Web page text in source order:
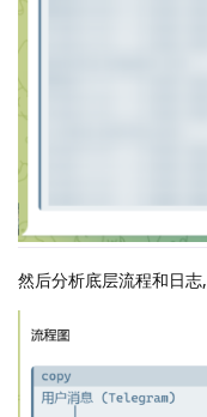
然后分析底层流程和日